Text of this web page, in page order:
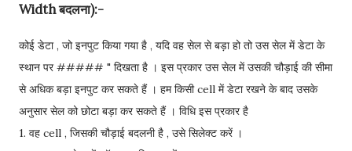
Width बदलना):-
कोई डेटा , जो इनपुट किया गया है , यदि वह सेल से बड़ा हो तो उस सेल में डेटा के
स्थान पर ##### " दिखता है । इस प्रकार उस सेल में उसकी चौड़ाई की सीमा
से अधिक बड़ा इनपुट कर सकते हैं । हम किसी cell में डेटा रखने के बाद उसके
अनुसार सेल को छोटा बड़ा कर सकते हैं । विधि इस प्रकार है
1. वह cell , जिसकी चौड़ाई बदलनी है , उसे सिलेक्ट करें ।